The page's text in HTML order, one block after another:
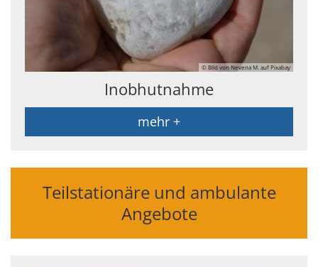
© Bild von Nevena M. auf Pixabay
Inobhutnahme
mehr +
Teilstationäre und ambulante
Angebote